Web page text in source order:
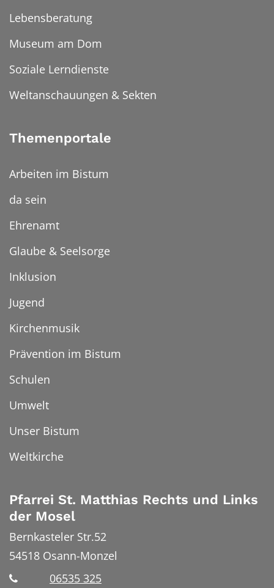
Lebensberatung
Museum am Dom
Soziale Lerndienste
Weltanschauungen & Sekten
Themenportale
Arbeiten im Bistum
da sein
Ehrenamt
Glaube & Seelsorge
Inklusion
Jugend
Kirchenmusik
Prävention im Bistum
Schulen
Umwelt
Unser Bistum
Weltkirche
Pfarrei St. Matthias Rechts und Links
der Mosel
Bernkasteler Str.52
54518 Osann-Monzel
06535 325